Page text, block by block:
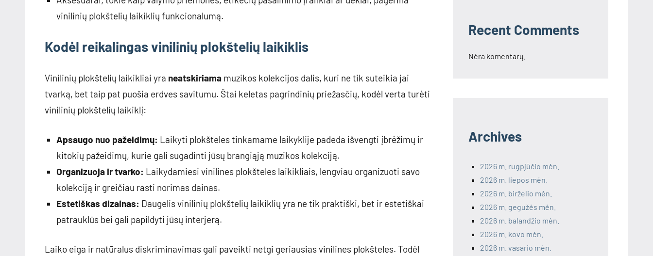
vinilinių plokštelių laikiklių funkcionalumą.
Kodėl reikalingas vinilinių plokštelių laikiklis
Vinilinių plokštelių laikikliai yra neatskiriama muzikos kolekcijos dalis, kuri ne tik suteikia jai
tvarką, bet taip pat puošia erdves savitumu. Štai keletas pagrindinių priežasčių, kodėl verta turėti
vinilinių plokštelių laikiklį:
Apsaugo nuo pažeidimų: Laikyti plokšteles tinkamame laikyklije padeda išvengti įbrėžimų ir
kitokių pažeidimų, kurie gali sugadinti jūsų brangiąją muzikos kolekciją.
Organizuoja ir tvarko: Laikydamiesi vinilines plokšteles laikikliais, lengviau organizuoti savo
kolekciją ir greičiau rasti norimas dainas.
Estetiškas dizainas: Daugelis vinilinių plokštelių laikiklių yra ne tik praktiški, bet ir estetiškai
patrauklūs bei gali papildyti jūsų interjerą.
Laiko eiga ir natūralus diskriminavimas gali paveikti netgi geriausias vinilines plokšteles. Todėl
Recent Comments
Nėra komentarų.
Archives
2026 m. rugpjūčio mėn.
2026 m. liepos mėn.
2026 m. birželio mėn.
2026 m. gegužės mėn.
2026 m. balandžio mėn.
2026 m. kovo mėn.
2026 m. vasario mėn.